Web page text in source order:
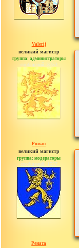
Valerij
великий магистр
группа: администраторы
сообщений: 3753
Роман
великий магистр
группа: модераторы
сообщений: 1557
Рената